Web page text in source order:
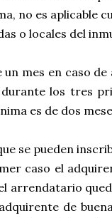
no es aplicable
o locales del
mes en caso
los tres
es de dos
se pueden
caso el
arrendatario
de